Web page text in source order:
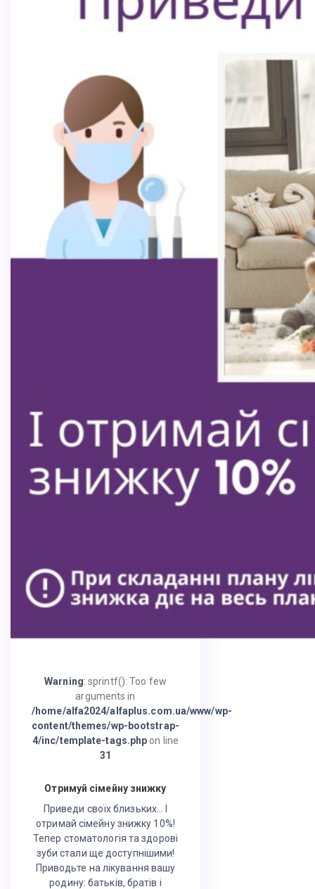
Warning: sprintf(): Too few
arguments in
/home/alfa2024/alfaplus.com.ua/www/wp-
content/themes/wp-bootstrap-
4/inc/template-tags.php on line
31
Отримуй сімейну знижку
Приведи своїх близьких… І
отримай сімейну знижку 10%!
Тепер стоматологія та здорові
зуби стали ще доступнішими!
Приводьте на лікування вашу
родину: батьків, братів і